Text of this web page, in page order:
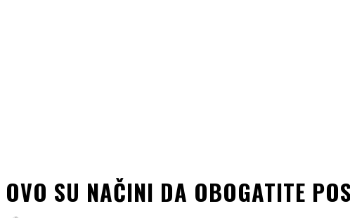
OVO SU NAČINI DA OBOGATITE